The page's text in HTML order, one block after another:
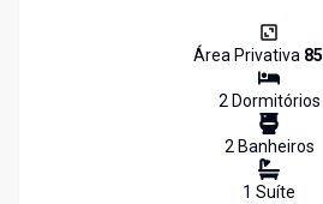
Área Privativa 85
2Dormitórios
2Banheiros
1 Suíte